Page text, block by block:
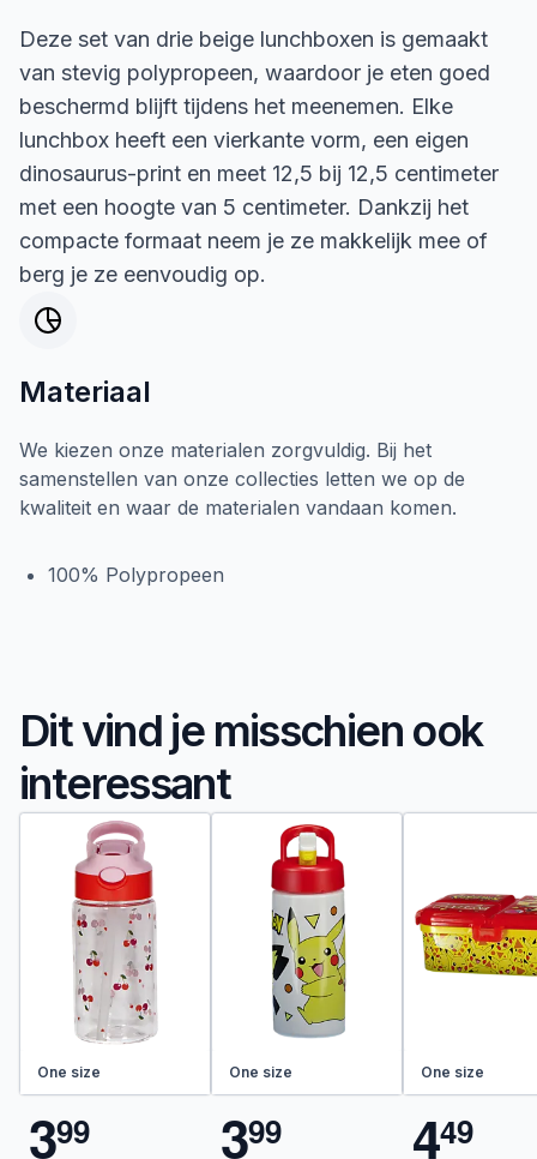
Deze set van drie beige lunchboxen is gemaakt
van stevig polypropeen, waardoor je eten goed
beschermd blijft tijdens het meenemen. Elke
lunchbox heeft een vierkante vorm, een eigen
dinosaurus-print en meet 12,5 bij 12,5 centimeter
met een hoogte van 5 centimeter. Dankzij het
compacte formaat neem je ze makkelijk mee of
berg je ze eenvoudig op.
Materiaal
We kiezen onze materialen zorgvuldig. Bij het
samenstellen van onze collecties letten we op de
kwaliteit en waar de materialen vandaan komen.
100% Polypropeen
Dit vind je misschien ook
interessant
One size
399
One size
399
One size
449